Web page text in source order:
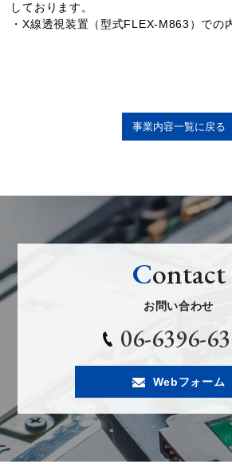
しております。
・X線透視装置（型式FLEX-M863）での
事業内容一覧に戻る
Contact
お問い合わせ
06-6396-
Webフォーム